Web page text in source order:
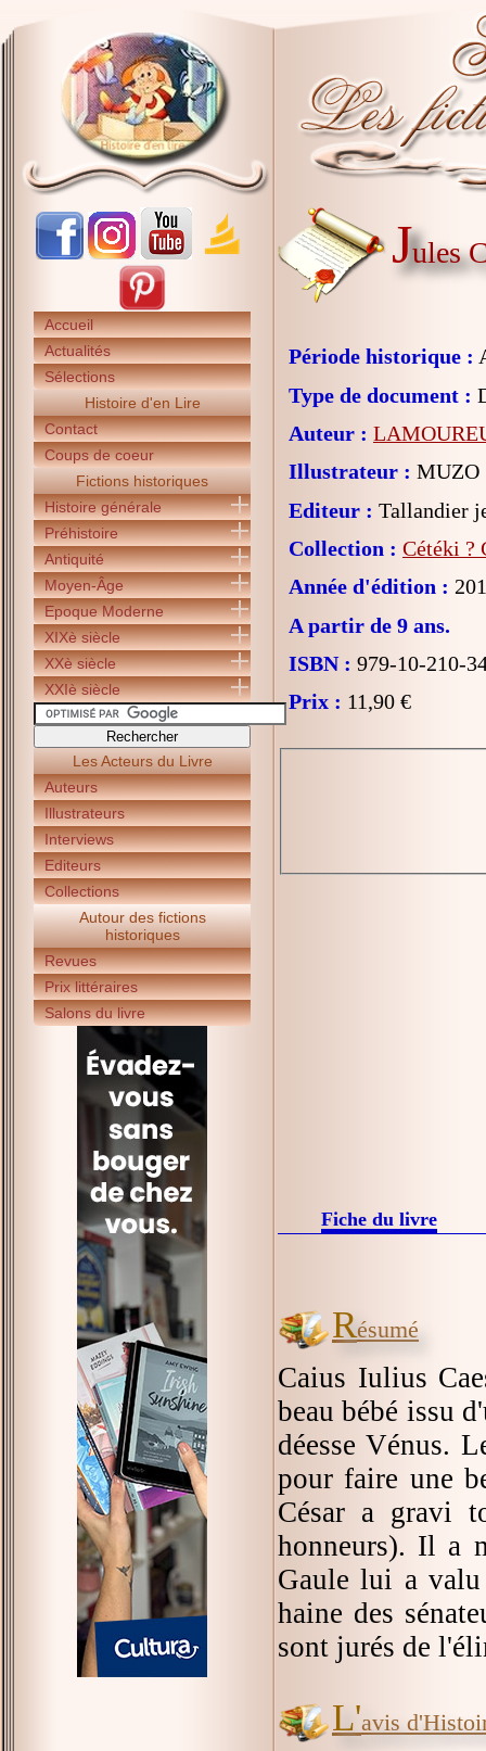
Accueil
Actualités
Sélections
Histoire d'en Lire
Contact
Coups de coeur
Fictions historiques
Histoire générale
Préhistoire
Antiquité
Moyen-Âge
Epoque Moderne
XIXè siècle
XXè siècle
XXIè siècle
Les Acteurs du Livre
Auteurs
Illustrateurs
Interviews
Editeurs
Collections
Autour des fictions
historiques
Revues
Prix littéraires
Salons du livre
Jules
Période historique :
Type de document :
Auteur :
Illustrateur : MUZO
Editeur : Tallandier
Collection : Cétéki ?
Année d'édition :
A partir de 9 ans.
ISBN : 979-10-210-
Prix : 11,90 €
Fiche du livre
Résumé
Caius Iulius
beau bébé issu
déesse Vénus.
pour faire une
César a gravi
honneurs). Il a
Gaule lui a
haine des
sont jurés de
L'avis